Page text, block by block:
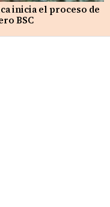
inicia el proceso de
BSC